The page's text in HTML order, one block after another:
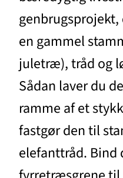
en gammel
juletræ), tråd og
Sådan laver du
ramme af et
fastgør den til
elefanttråd. Bind